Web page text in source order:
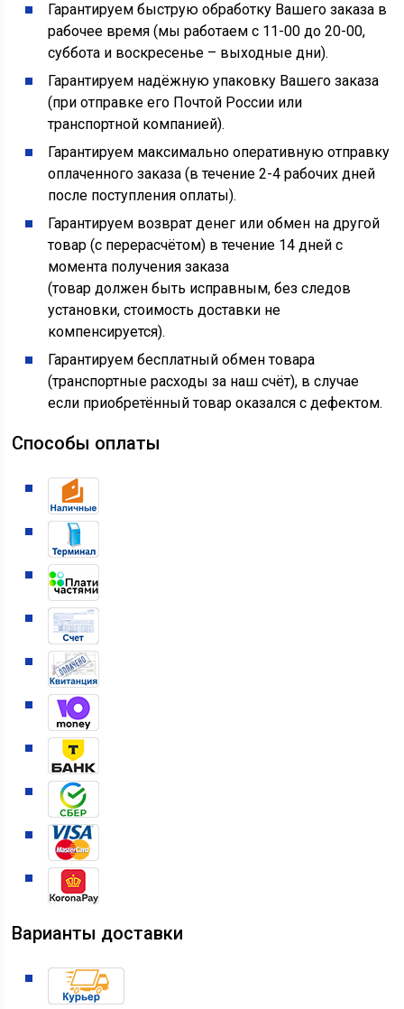
Гарантируем быструю обработку Вашего заказа в
рабочее время (мы работаем с 11-00 до 20-00,
суббота и воскресенье – выходные дни).
Гарантируем надёжную упаковку Вашего заказа
(при отправке его Почтой России или
транспортной компанией).
Гарантируем максимально оперативную отправку
оплаченного заказа (в течение 2-4 рабочих дней
после поступления оплаты).
Гарантируем возврат денег или обмен на другой
товар (с перерасчётом) в течение 14 дней с
момента получения заказа
(товар должен быть исправным, без следов
установки, стоимость доставки не
компенсируется).
Гарантируем бесплатный обмен товара
(транспортные расходы за наш счёт), в случае
если приобретённый товар оказался с дефектом.
Способы оплаты
Варианты доставки